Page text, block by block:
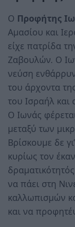
Ο Προφήτης
Αμασίου και
είχε πατρίδα
Ζαβουλών. Ο
νεύση
του άρχοντα
του Ισραήλ
Ο Ιωνάς
μεταξύ των
Βρίσκουμε δε
κυρίως τον
να πάει στη
καλλωπισμών
και να